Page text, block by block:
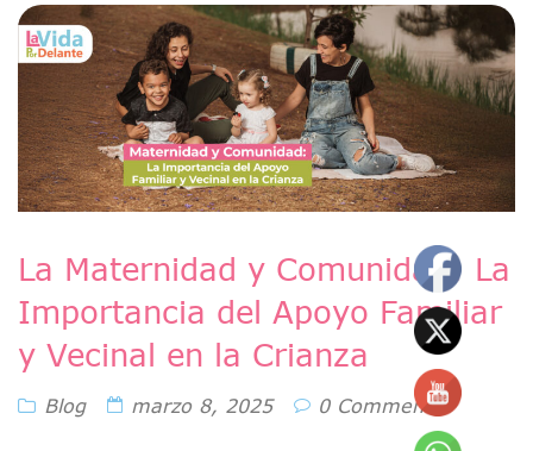
La Maternidad y Comunidad: La
Importancia del Apoyo Familiar
y Vecinal en la Crianza
Blog marzo 8, 2025 0 Comments